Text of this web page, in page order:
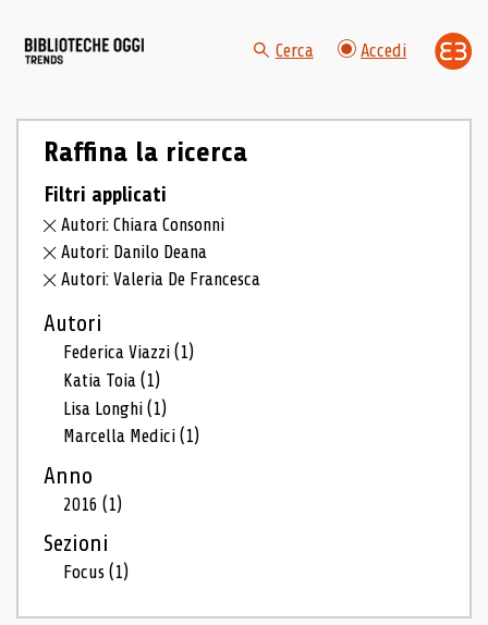
Cerca Accedi
Raffina la ricerca
Filtri applicati
Autori: Chiara Consonni
Autori: Danilo Deana
Autori: Valeria De Francesca
Autori
Federica Viazzi(1)
Katia Toia(1)
Lisa Longhi(1)
Marcella Medici(1)
Anno
2016(1)
Sezioni
Focus(1)